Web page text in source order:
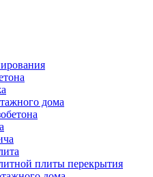
дома
плиты перекрытия